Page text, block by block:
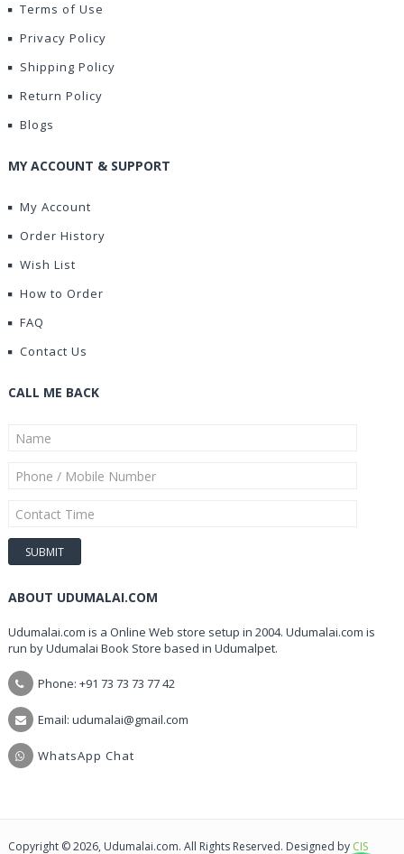
Terms of Use
Privacy Policy
Shipping Policy
Return Policy
Blogs
MY ACCOUNT & SUPPORT
My Account
Order History
Wish List
How to Order
FAQ
Contact Us
CALL ME BACK
ABOUT UDUMALAI.COM
Udumalai.com is a Online Web store setup in 2004. Udumalai.com is
run by Udumalai Book Store based in Udumalpet.
Phone: +91 73 73 73 77 42
Email: udumalai@gmail.com
WhatsApp Chat
Copyright © 2026, Udumalai.com. All Rights Reserved. Designed by CIS